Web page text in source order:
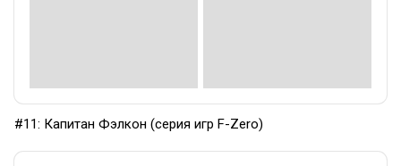
#11: Капитан Фэлкон (серия игр F-Zero)